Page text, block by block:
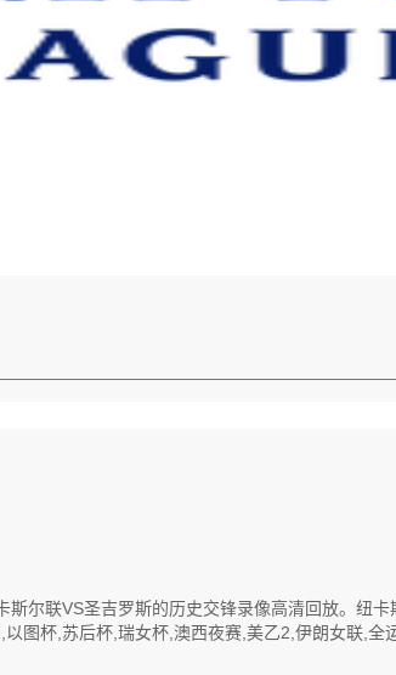
尔联VS圣吉罗斯的历史交锋录像高清回放。纽卡
图杯,苏后杯,瑞女杯,澳西夜赛,美乙2,伊朗女联,